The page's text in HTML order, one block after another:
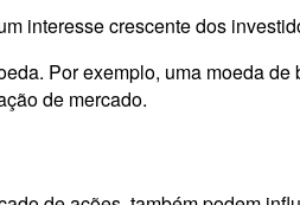
interesse crescente dos
Por exemplo, uma moeda
de mercado.